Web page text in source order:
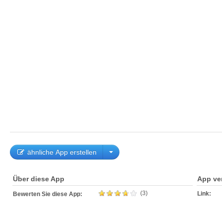
ähnliche App erstellen
Über diese App
Bewerten Sie diese App: (3)
App
Link: